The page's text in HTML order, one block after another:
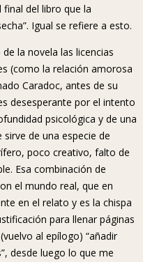
del libro que la
Igual se refiere a esto.
la novela las licencias
(como la relación amorosa
Caradoc, antes de su
desesperante por el intento
psicológica y de una
sirve de una especie de
poco creativo, falto de
Esa combinación de
el mundo real, que en
en el relato y es la chispa
para llenar páginas
al epílogo) “añadir
desde luego lo que me